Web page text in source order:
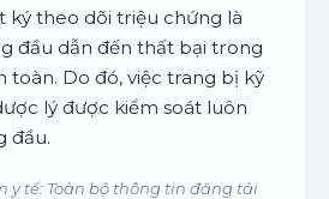
ký theo dõi triệu chứng là
đầu dẫn đến thất bại trong
toàn. Do đó, việc trang bị kỹ
lý được kiểm soát luôn
đầu.
y tế: Toàn bộ thông tin đăng tải